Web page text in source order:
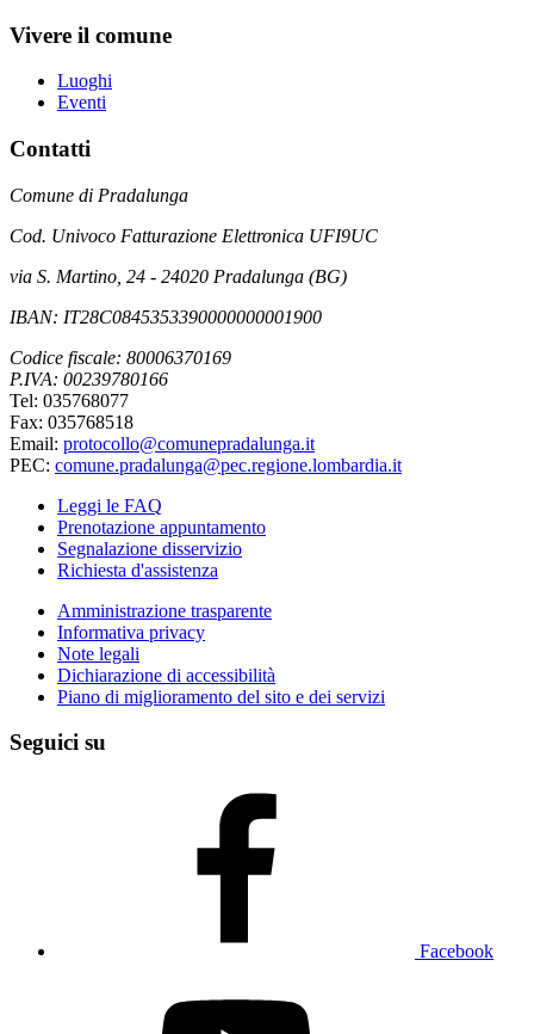
Vivere il comune
Luoghi
Eventi
Contatti
Comune di Pradalunga
Cod. Univoco Fatturazione Elettronica UFI9UC
via S. Martino, 24 - 24020 Pradalunga (BG)
IBAN: IT28C0845353390000000001900
Codice fiscale: 80006370169
P.IVA: 00239780166
Tel: 035768077
Fax: 035768518
Email: protocollo@comunepradalunga.it
PEC: comune.pradalunga@pec.regione.lombardia.it
Leggi le FAQ
Prenotazione appuntamento
Segnalazione disservizio
Richiesta d'assistenza
Amministrazione trasparente
Informativa privacy
Note legali
Dichiarazione di accessibilità
Piano di miglioramento del sito e dei servizi
Seguici su
Facebook